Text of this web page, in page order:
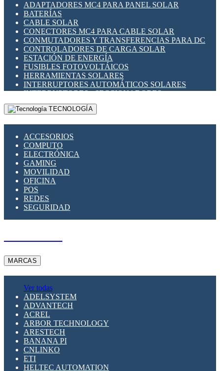
ADAPTADORES MC4 PARA PANEL SOLAR
BATERÍAS
CABLE SOLAR
CONECTORES MC4 PARA CABLE SOLAR
CONMUTADORES Y TRANSFERENCIAS PARA DC
CONTROLADORES DE CARGA SOLAR
ESTACIÓN DE ENERGÍA
FUSIBLES FOTOVOLTÁICOS
HERRAMIENTAS SOLARES
INTERRUPTORES AUTOMÁTICOS SOLARES
INTERRUPTORES - SECCIONADORES
FOTOVOLTÁICOS
MONTAJE PANEL SOLAR
SUPRESOR DE TRANSIENTES SPDS PARA
APLICACIONES FOTOVOLTAICAS
TECNOLOGÍA
ACCESORIOS
COMPUTO
ELECTRÓNICA
GAMING
MOVILIDAD
OFICINA
POS
REDES
SEGURIDAD
MARCAS
Ver todas
ADELSYSTEM
ADVANTECH
ACREL
ARBOR TECHNOLOGY
ARESTECH
BANANA PI
CNLINKO
ETI
HELTEC AUTOMATION